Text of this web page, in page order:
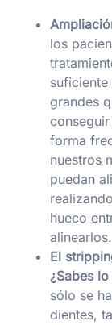
los
grandes
forma
nuestros
puedan
hueco
alinearlos.
El
¿Sabes
sólo se
dientes,